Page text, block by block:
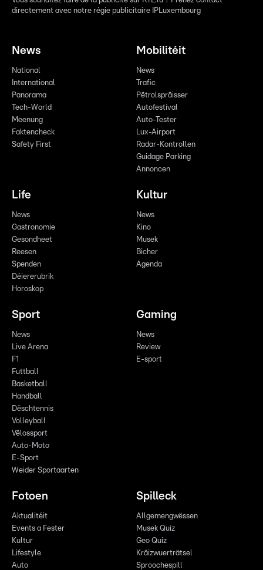
directement avec notre régie publicitaire IPLuxembourg
News
National
International
Panorama
Tech-World
Meenung
Faktencheck
Safety First
Mobilitéit
News
Trafic
Pëtrolspräisser
Autofestival
Auto-Tester
Lux-Airport
Radar-Kontrollen
Guidage Parking
Annoncen
Life
News
Gastronomie
Gesondheet
Reesen
Spenden
Déiererubrik
Horoskop
Kultur
News
Kino
Musek
Bicher
Agenda
Sport
News
Live Arena
F1
Futtball
Basketball
Handball
Dëschtennis
Volleyball
Vëlossport
Auto-Moto
E-Sport
Weider Sportaarten
Gaming
News
Review
E-sport
Fotoen
Aktualitéit
Events a Fester
Kultur
Lifestyle
Auto
Spilleck
Allgemengwëssen
Musek Quiz
Geo Quiz
Kräizwuerträtsel
Sproochespill